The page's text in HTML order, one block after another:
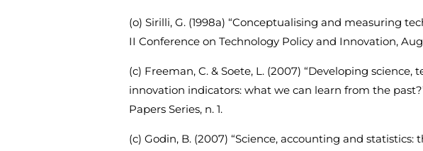
(o) Sirilli, G. (1998a) “Conceptualising and measuring
II Conference on Technology Policy and Innovation,
(c) Freeman, C. & Soete, L. (2007) “Developing science,
innovation indicators: what we can learn from the
Papers Series, n. 1.
(c) Godin, B. (2007) “Science, accounting and